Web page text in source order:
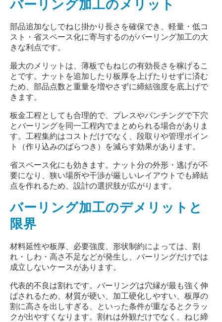
バーリング加工のメリット
部品追加なしでねじ掛かり長さを確保でき、軽量・低コ
スト・省スペース化に寄与するのがバーリング加工の大
きな利点です。
最大のメリットは、薄板でもねじの有効長さを稼げるこ
とです。ナットを追加したり板厚を上げたりせずに済む
ため、部品点数と重量を増やさずに締結強度を底上げで
きます。
板金工程としても合理的で、プレスやパンチングで下穴
とバーリングを同一工程内でまとめられる場合がありま
す。工程集約はコストだけでなく、段取りや管理ポイン
ト（作り込みのばらつき）を減らす効果があります。
省スペース化にも効きます。ナット分の外形・逃げが不
要になり、狭い場所や干渉が厳しいレイアウトでも締結
点を作れるため、設計の選択肢が広がります。
バーリング加工のデメリットと
限界
材料延性や板厚、必要強度、形状制約によっては、割
れ・しわ・高さ不足などが発生し、バーリングだけでは
成立しないケースがあります。
代表的不良は割れです。バーリングは穴縁が最も強く伸
ばされるため、材質が硬い、加工硬化しやすい、板厚の
割に高さを出しすぎる、といった条件が重なるとクラッ
クが出やすくなります。割れは外観だけでなく、ねじ締